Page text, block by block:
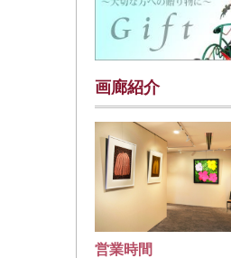
画廊紹介
営業時間